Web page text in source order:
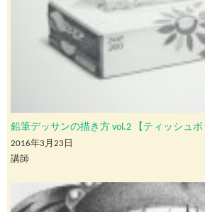
鉛筆デッサンの描き方 vol.2 【ティッシュボ
2016年3月23日
講師